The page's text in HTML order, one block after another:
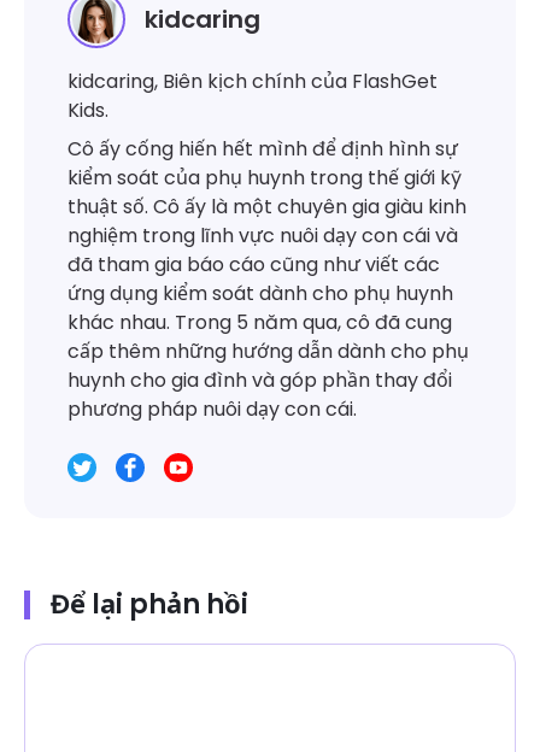
kidcaring
kidcaring, Biên kịch chính của FlashGet
Kids.
Cô ấy cống hiến hết mình để định hình sự
kiểm soát của phụ huynh trong thế giới kỹ
thuật số. Cô ấy là một chuyên gia giàu kinh
nghiệm trong lĩnh vực nuôi dạy con cái và
đã tham gia báo cáo cũng như viết các
ứng dụng kiểm soát dành cho phụ huynh
khác nhau. Trong 5 năm qua, cô đã cung
cấp thêm những hướng dẫn dành cho phụ
huynh cho gia đình và góp phần thay đổi
phương pháp nuôi dạy con cái.
Để lại phản hồi